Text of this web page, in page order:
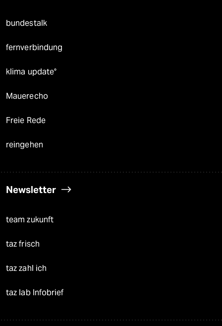
bundestalk
fernverbindung
klima update°
Mauerecho
Freie Rede
reingehen
Newsletter
team zukunft
taz frisch
taz zahl ich
taz lab Infobrief